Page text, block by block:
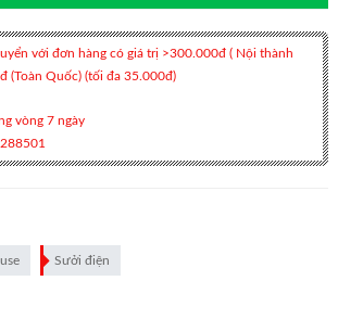
với đơn hàng có giá trị >300.000đ ( Nội thành
(Toàn Quốc) (tối đa 35.000đ)
vòng 7 ngày
Sưởi điện